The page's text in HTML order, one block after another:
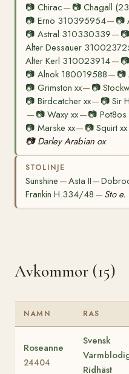
📷 Chirac— 📷Chagall
📷 Ernö 310395954— 📷
📷 Astral 310330339— 📷
Alter Dessauer
Alter Kerl 310023914— 📷
📷 Alnok 180019588— 📷
📷 Grimston xx— 📷
📷 Birdcatcher xx— 📷Sir
— 📷Waxy xx—📷 Pot8os
📷 Marske xx— 📷Squirt xx
📷 Darley Arabian ox
STOLINJE
Sunshine —Asta II—
Frankin H.334/48 — Sto e.
Avkommor (15)
NAMN RAS
Roseanne
24404
Svensk
Ridhäst